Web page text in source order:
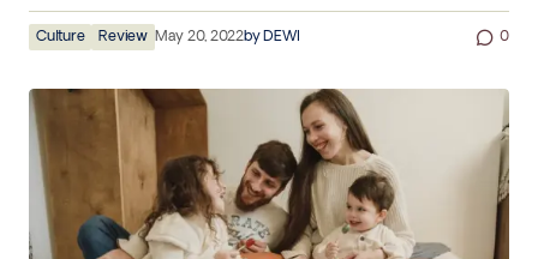
Culture Review May 20, 2022byDEWI 0